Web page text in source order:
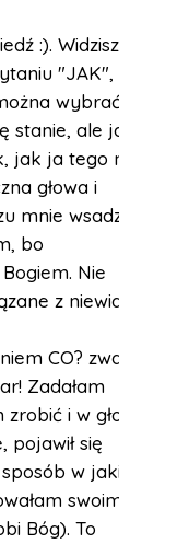
:). Widzisz, no
"JAK", a
wybrać
stanie, ale jak,
jak ja tego nie
głowa i
mnie wsadził w
bo
Nie
z niewiarą.
CO? zwaliłeś
Zadałam
i w głowie
pojawił się
w jaki
swoim
Bóg). To